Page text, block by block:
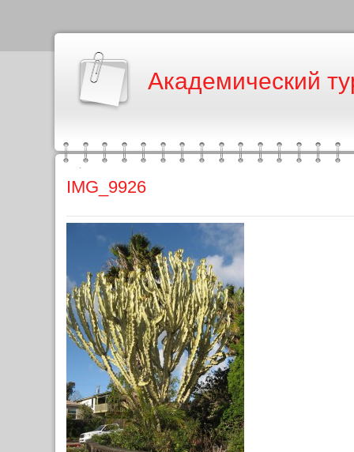
Академический
IMG_9926